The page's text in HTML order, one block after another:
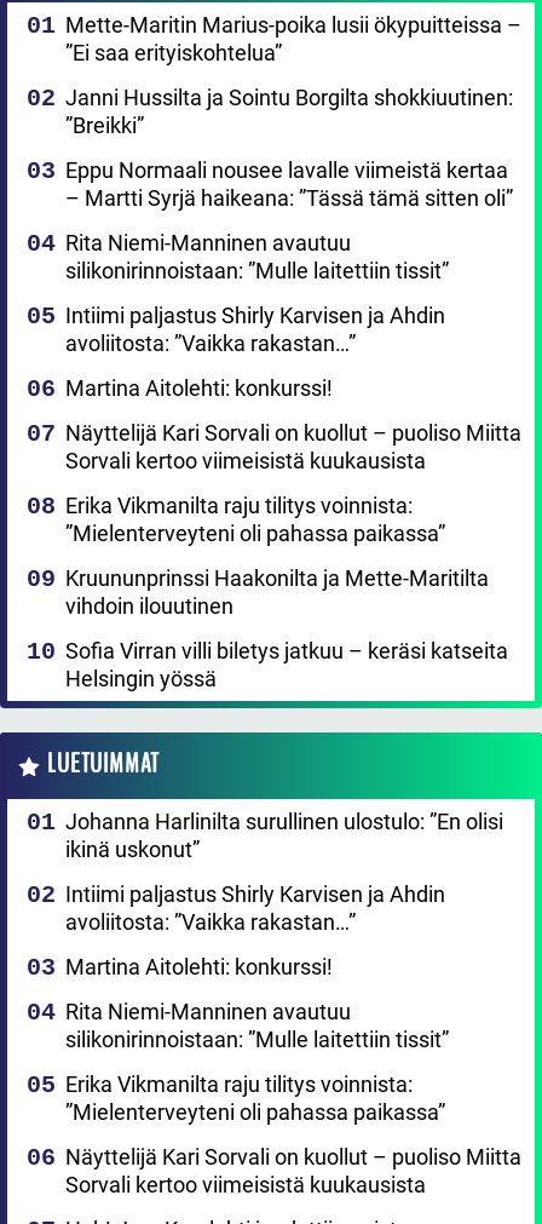
Mette-Maritin Marius-poika lusii ökypuitteissa –
”Ei saa erityiskohtelua”
Janni Hussilta ja Sointu Borgilta shokkiuutinen:
”Breikki”
Eppu Normaali nousee lavalle viimeistä kertaa
– Martti Syrjä haikeana: ”Tässä tämä sitten oli”
Rita Niemi-Manninen avautuu
silikonirinnoistaan: ”Mulle laitettiin tissit”
Intiimi paljastus Shirly Karvisen ja Ahdin
avoliitosta: ”Vaikka rakastan…”
Martina Aitolehti: konkurssi!
Näyttelijä Kari Sorvali on kuollut – puoliso Miitta
Sorvali kertoo viimeisistä kuukausista
Erika Vikmanilta raju tilitys voinnista:
”Mielenterveyteni oli pahassa paikassa”
Kruununprinssi Haakonilta ja Mette-Maritilta
vihdoin ilouutinen
Sofia Virran villi biletys jatkuu – keräsi katseita
Helsingin yössä
LUETUIMMAT
Johanna Harlinilta surullinen ulostulo: ”En olisi
ikinä uskonut”
Intiimi paljastus Shirly Karvisen ja Ahdin
avoliitosta: ”Vaikka rakastan…”
Martina Aitolehti: konkurssi!
Rita Niemi-Manninen avautuu
silikonirinnoistaan: ”Mulle laitettiin tissit”
Erika Vikmanilta raju tilitys voinnista:
”Mielenterveyteni oli pahassa paikassa”
Näyttelijä Kari Sorvali on kuollut – puoliso Miitta
Sorvali kertoo viimeisistä kuukausista